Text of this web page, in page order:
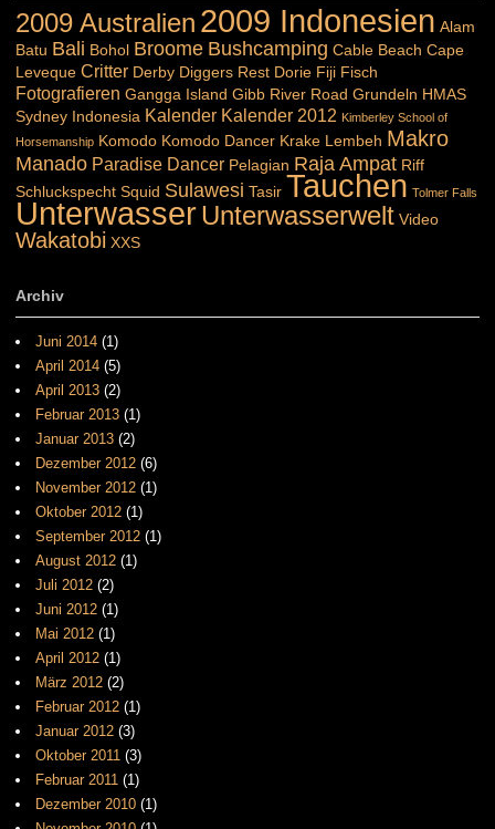
2009 Australien 2009 Indonesien Alam
Batu Bali Bohol Broome Bushcamping Cable Beach Cape
Leveque Critter Derby Diggers Rest Dorie Fiji Fisch
Fotografieren Gangga Island Gibb River Road Grundeln HMAS
Sydney Indonesia Kalender Kalender 2012 Kimberley School of
Horsemanship Komodo Komodo Dancer Krake Lembeh Makro
Manado Paradise Dancer Pelagian Raja Ampat Riff
Schluckspecht Squid Sulawesi Tasir Tauchen Tolmer Falls
UnterwasserUnterwasserwelt Video
Wakatobi XXS
Archiv
Juni 2014 (1)
April 2014 (5)
April 2013 (2)
Februar 2013 (1)
Januar 2013 (2)
Dezember 2012 (6)
November 2012 (1)
Oktober 2012 (1)
September 2012 (1)
August 2012 (1)
Juli 2012 (2)
Juni 2012 (1)
Mai 2012 (1)
April 2012 (1)
März 2012 (2)
Februar 2012 (1)
Januar 2012 (3)
Oktober 2011 (3)
Februar 2011 (1)
Dezember 2010 (1)